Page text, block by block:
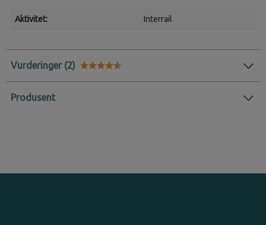
Aktivitet: Interrail
Vurderinger
Produsent